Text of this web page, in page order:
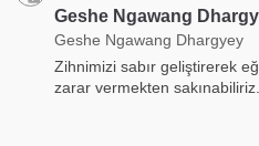
Geshe Ngawang
Geshe Ngawang Dhargyey
Zihnimizi sabır geliştirerek
zarar vermekten sakınabiliriz.